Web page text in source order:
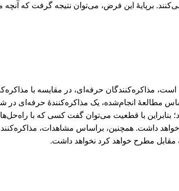
برپایۀ این فرض، می‌توان نتیجه گرفت که
مذاکره‌کنندگان حرفه‌ای، در مقایسه با
مطالعۀ انجام‌شده، یک مذاکره‌کنندۀ حرفه‌ای در
بنابراین با قطعیت می‌توان گفت کسی که با
داشت. همچنین، براساس مشاهدات،
مطرح خواهد کرد نخواهد داشت.